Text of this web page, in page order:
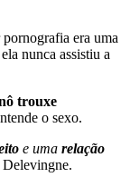
era uma
nunca assistiu a
trouxe
o sexo.
e uma relação
Delevingne.